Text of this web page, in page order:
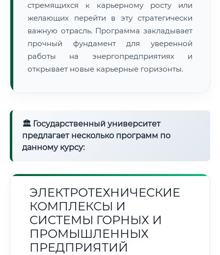
стремящихся к карьерному росту или
желающих перейти в эту стратегически
важную отрасль. Программа закладывает
прочный фундамент для уверенной
работы на энергопредприятиях и
открывает новые карьерные горизонты.
🏛 Государственный университет
предлагает несколько программ по
данному курсу:
ЭЛЕКТРОТЕХНИЧЕСКИЕ
КОМПЛЕКСЫ И
СИСТЕМЫ ГОРНЫХ И
ПРОМЫШЛЕННЫХ
ПРЕДПРИЯТИЙ